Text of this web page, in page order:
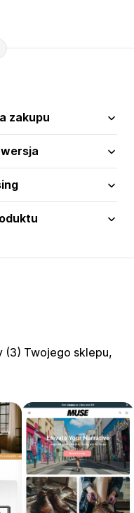
zakupu
Twojego sklepu,